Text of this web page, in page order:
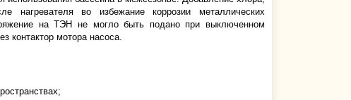
нагревателя во избежание коррозии металлических
на ТЭН не могло быть подано при выключенном
контактор мотора насоса.